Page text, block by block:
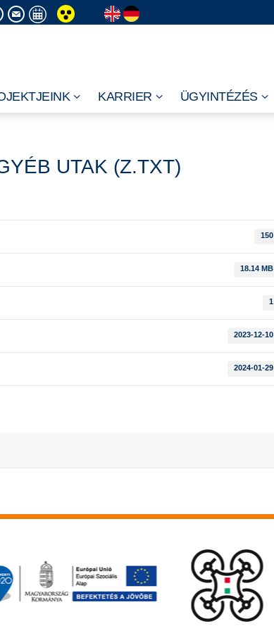
KARRIER ÜGYINTÉZÉS
UTAK (Z.TXT)
150
18.14 MB
1
2023-12-10
2024-01-29